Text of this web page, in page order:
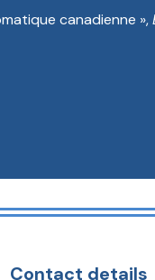
canadienne »,
Contact details